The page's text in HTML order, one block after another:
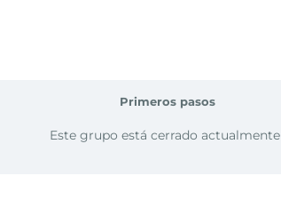
Primeros pasos
Este grupo está cerrado actualmente